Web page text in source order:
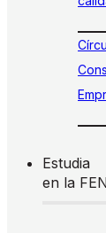
Estudia
en la